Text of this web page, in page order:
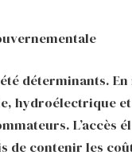
déterminants.
hydroélectrique
L’accès
de contenir les